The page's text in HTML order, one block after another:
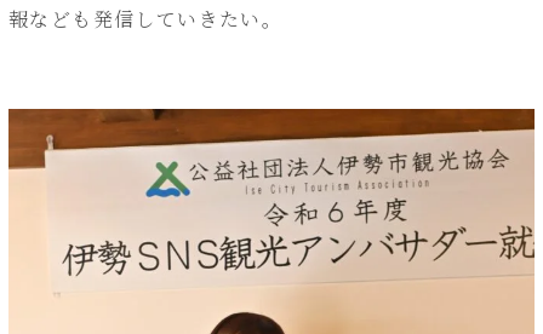
報なども発信していきたい。